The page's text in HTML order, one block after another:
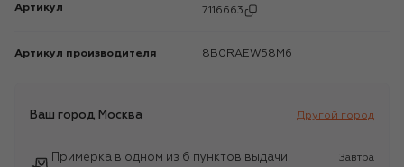
Артикул 7116663
Артикул производителя 8B0RAEW58M6
Ваш город Москва Другой город
Примерка в одном из 6 пунктов выдачи
Завтра